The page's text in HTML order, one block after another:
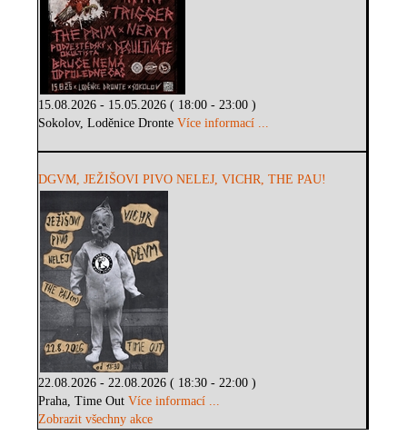
15.08.2026 - 15.05.2026 ( 18:00 - 23:00 )
Sokolov, Loděnice DronteVíce informací ...
DGVM, JEŽIŠOVI PIVO NELEJ, VICHR, THE PAU!
22.08.2026 - 22.08.2026 ( 18:30 - 22:00 )
Praha, Time OutVíce informací ...
Zobrazit všechny akce